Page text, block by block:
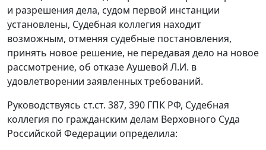
и разрешения дела, судом первой инстанции
установлены, Судебная коллегия находит
возможным, отменяя судебные постановления,
принять новое решение, не передавая дело на новое
рассмотрение, об отказе Аушевой Л.И. в
удовлетворении заявленных требований.
Руководствуясь ст.ст. 387, 390 ГПК РФ, Судебная
коллегия по гражданским делам Верховного Суда
Российской Федерации определила: